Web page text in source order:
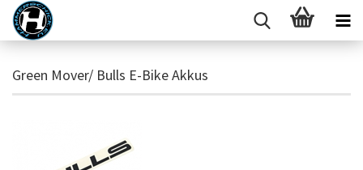
Green Mover/ Bulls E-Bike Akkus